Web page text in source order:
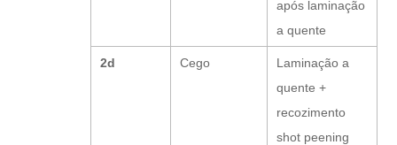
após laminação
a quente
2d Cego
Laminação a
quente +
recozimento
shot peening